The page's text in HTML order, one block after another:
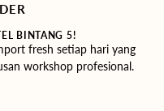
BINTANG 5!
fresh setiap hari yang
workshop profesional.